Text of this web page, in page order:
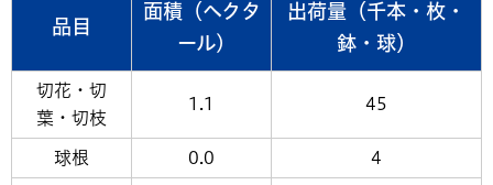
品目
面積（ヘクタ
ール)
出荷量（千本・枚・
鉢・球）
切花・切
葉・切枝
1.1 45
球根 0.0 4